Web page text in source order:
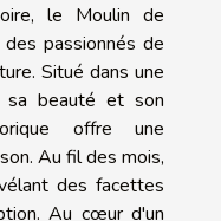
le Moulin de
passionnés de
Situé dans une
sa beauté et son
offre une
Au fil des mois,
des facettes
Au cœur d'un